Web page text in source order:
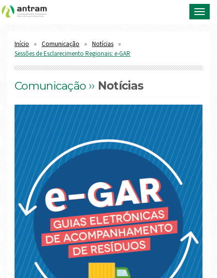
Início Comunicação
Notícias
Sessões de Esclarecimento Regionais: e-GAR
Comunicação ›› Notícias